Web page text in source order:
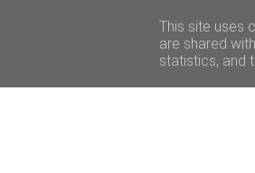
BEAUTÉ
This site uses
are shared
statistics, and